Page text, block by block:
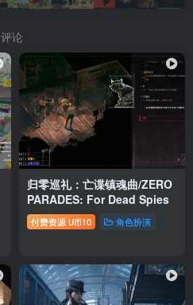
评论
归零巡礼：亡谍镇魂曲/ZERO
PARADES: For Dead Spies
付费资源 U币10 角色扮演